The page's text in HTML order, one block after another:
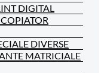
DIGITAL
DIVERSE
MATRICIALE